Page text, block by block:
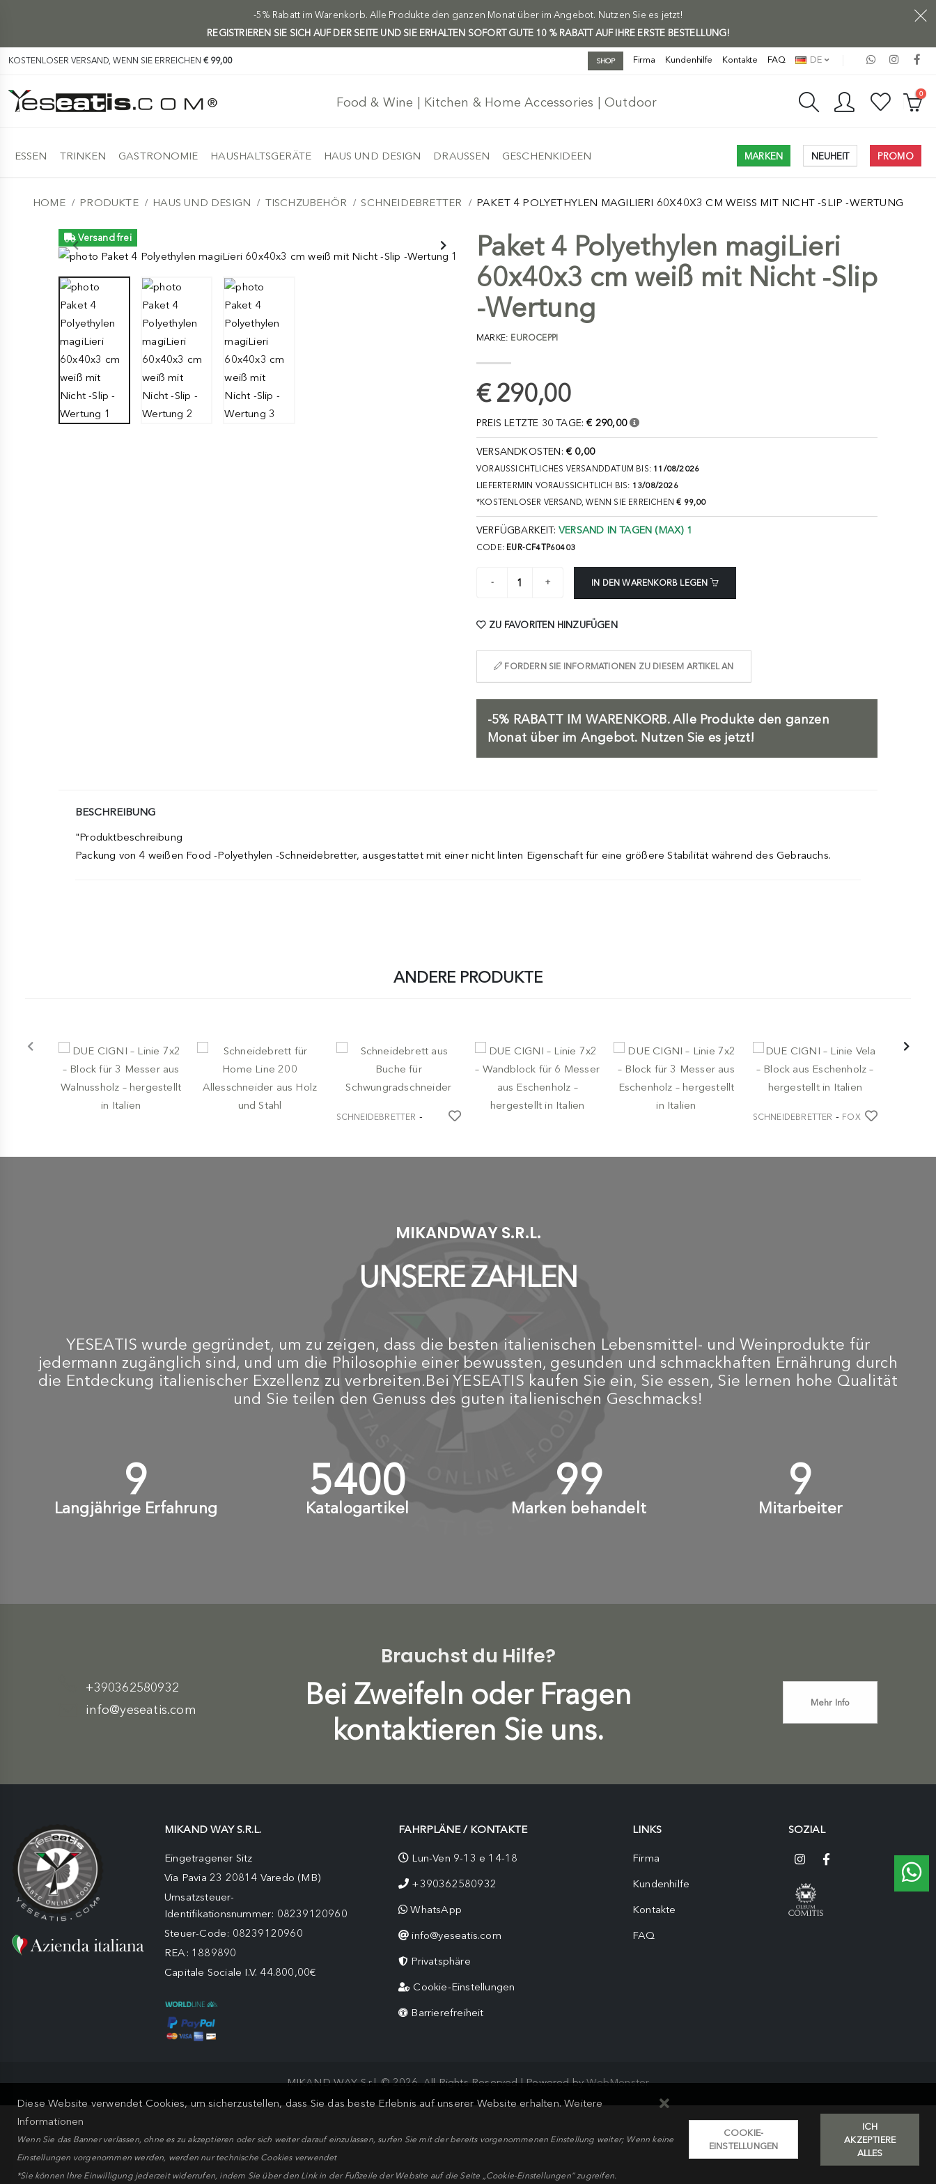
-5% Rabatt im Warenkorb. Alle Produkte den ganzen Monat über im Angebot. Nutzen Sie es jetzt!
REGISTRIEREN SIE SICH AUF DER SEITE UND SIE ERHALTEN SOFORT GUTE 10 % RABATT AUF IHRE ERSTE BESTELLUNG!
KOSTENLOSER VERSAND, WENN SIE ERREICHEN € 99,00 SHOP Firma Kundenhilfe Kontakte FAQ DE
Food & Wine | Kitchen & Home Accessories | Outdoor
0
ESSEN TRINKEN GASTRONOMIE HAUSHALTSGERÄTE HAUS UND DESIGN DRAUSSEN GESCHENKIDEEN MARKEN NEUHEIT PROMO
HOME PRODUKTE HAUS UND DESIGN TISCHZUBEHÖR SCHNEIDEBRETTER PAKET 4 POLYETHYLEN MAGILIERI 60X40X3 CM WEISS MIT NICHT -SLIP -WERTUNG
Versand frei Versand frei
Paket 4 Polyethylen magiLieri
60x40x3 cm weiß mit Nicht -Slip
-Wertung
MARKE: EUROCEPPI
€ 290,00
PREIS LETZTE 30 TAGE:€ 290,00
VERSANDKOSTEN: € 0,00
VORAUSSICHTLICHES VERSANDDATUM BIS: 11/08/2026
LIEFERTERMIN VORAUSSICHTLICH BIS: 13/08/2026
*KOSTENLOSER VERSAND, WENN SIE ERREICHEN€ 99,00
VERFÜGBARKEIT: VERSAND IN TAGEN (MAX) 1
CODE: EUR-CF4TP60403
IN DEN WARENKORB LEGEN
ZU FAVORITEN HINZUFÜGEN
FORDERN SIE INFORMATIONEN ZU DIESEM ARTIKEL AN
-5% RABATT IM WARENKORB.Alle Produkte den ganzen
Monat über im Angebot. Nutzen Sie es jetzt!
BESCHREIBUNG
"Produktbeschreibung
Packung von 4 weißen Food -Polyethylen -Schneidebretter, ausgestattet mit einer nicht linten Eigenschaft für eine größere Stabilität während des Gebrauchs.
ANDERE PRODUKTE
Block für 3 Messer aus
SCHNEIDEBRETTER -
für
Wandblock für 6 Messer
Block für 3 Messer aus
SCHNEIDEBRETTER - FOX
MIKANDWAY S.R.L.
UNSERE ZAHLEN
YESEATIS wurde gegründet, um zu zeigen, dass die besten italienischen Lebensmittel- und Weinprodukte für
jedermann zugänglich sind, und um die Philosophie einer bewussten, gesunden und schmackhaften Ernährung durch
die Entdeckung italienischer Exzellenz zu verbreiten.Bei YESEATIS kaufen Sie ein, Sie essen, Sie lernen hohe Qualität
und Sie teilen den Genuss des guten italienischen Geschmacks!
10+
Langjährige Erfahrung
6000+
Katalogartikel
110+
Marken behandelt
10+
Mitarbeiter
+390362580932
info@yeseatis.com
Brauchst du Hilfe?
Bei Zweifeln oder Fragen
kontaktieren Sie uns.
Mehr Info
MIKAND WAY S.R.L.
Eingetragener Sitz
Via Pavia 23 20814 Varedo (MB)
Umsatzsteuer-
Identifikationsnummer: 08239120960
Steuer-Code: 08239120960
REA: 1889890
Capitale Sociale I.V. 44.800,00€
FAHRPLÄNE / KONTAKTE
Lun-Ven 9-13 e 14-18
+390362580932
WhatsApp
info@yeseatis.com
Privatsphäre
Cookie-Einstellungen
Barrierefreiheit
LINKS
Firma
Kundenhilfe
Kontakte
FAQ
SOZIAL
MIKAND WAY S.r.l. © 2026. All Rights Reserved | Powered byWebMonster
Diese Website verwendet Cookies, um sicherzustellen, dass Sie das beste Erlebnis auf unserer Website erhalten.Weitere
Informationen
Wenn Sie das Banner verlassen, ohne es zu akzeptieren oder sich weiter darauf einzulassen, surfen Sie mit der bereits vorgenommenen Einstellung weiter; Wenn keine
Einstellungen vorgenommen werden, werden nur technische Cookies verwendet
*Sie können Ihre Einwilligung jederzeit widerrufen, indem Sie über den Link in der Fußzeile der Website auf die Seite „Cookie-Einstellungen“ zugreifen.
COOKIE-
EINSTELLUNGEN
ICH
AKZEPTIERE
ALLES